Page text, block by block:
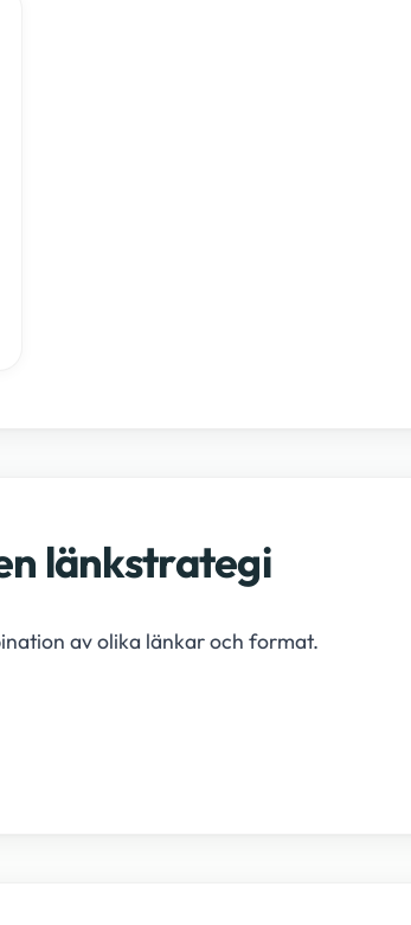
länkstrategi
av olika länkar och format.